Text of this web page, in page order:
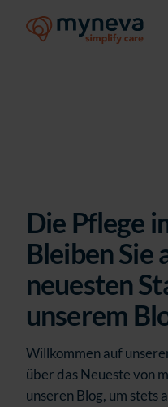
Die Pflege
Bleiben Sie
neuesten
unserem
Willkommen auf
über das Neueste von
unseren Blog, um stets